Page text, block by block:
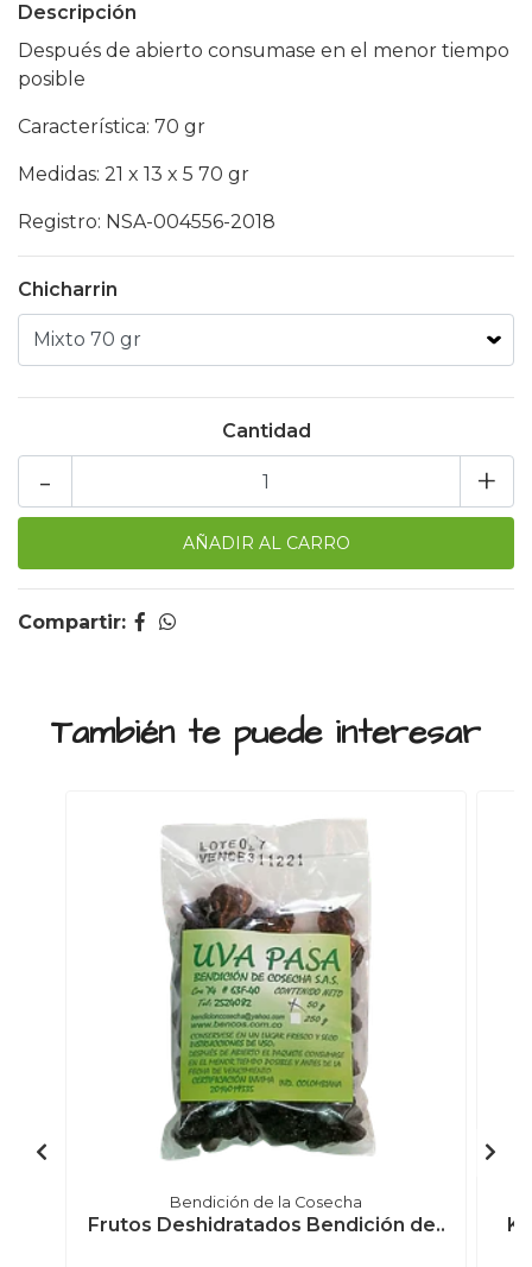
Descripción
Después de abierto consumase en el menor tiempo
posible
Característica: 70 gr
Medidas: 21 x 13 x 5 70 gr
Registro: NSA-004556-2018
Chicharrin
Cantidad
+
-
Compartir:
También te puede interesar
Bendición de la Cosecha
Frutos Deshidratados Bendición de..